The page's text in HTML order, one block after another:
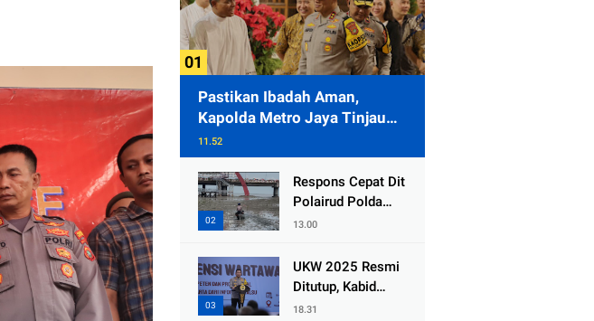
Pastikan Ibadah Aman,
Kapolda Metro Jaya Tinjau
Pengamanan Gereja di Kelapa
Gading
11.52
Respons Cepat Dit
Polairud Polda
Jatim Selamatkan
Lumpur di Wisata
Kenjeran
13.00
UKW 2025 Resmi
Ditutup, Kabid
Humas PMJ: Pers
18.31